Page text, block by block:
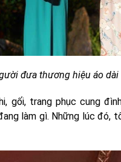
đưa thương hiệu áo
gối, trang phục cung
làm gì. Những lúc đó,